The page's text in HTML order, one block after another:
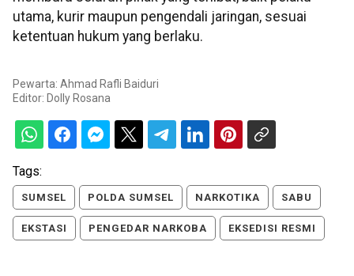
utama, kurir maupun pengendali jaringan, sesuai
ketentuan hukum yang berlaku.
Pewarta: Ahmad Rafli Baiduri
Editor: Dolly Rosana
Tags:
SUMSEL POLDA SUMSEL NARKOTIKA SABU
EKSTASI PENGEDAR NARKOBA EKSEDISI RESMI